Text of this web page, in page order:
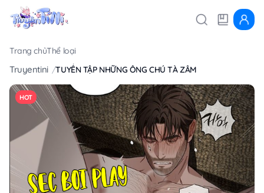
Trang chủThể loại
Truyentini TUYỂN TẬP NHỮNG ÔNG CHÚ TÀ ZÂM
HOT